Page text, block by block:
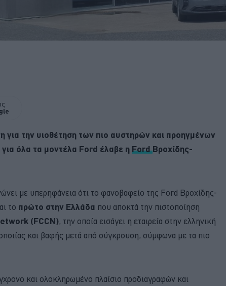
για την υιοθέτηση των πιο αυστηρών και προηγμένων
όλα τα μοντέλα Ford έλαβε η FordΒροχίδης-
με υπερηφάνεια ότι το φανοβαφείο της Ford Βροχίδης-
το πρώτο στην Ελλάδα που αποκτά την πιστοποίηση
(FCCN), την οποία εισάγει η εταιρεία στην ελληνική
και βαφής μετά από σύγκρουση, σύμφωνα με τα πιο
και ολοκληρωμένο πλαίσιο προδιαγραφών και